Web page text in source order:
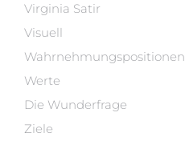
Virginia Satir
Visuell
Wahrnehmungspositionen
Werte
Die Wunderfrage
Ziele